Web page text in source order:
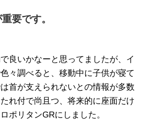
要です。
良いかなーと思ってましたが、イ
々調べると、移動中に子供が寝て
首が支えられないとの情報が多数
れ付で尚且つ、将来的に座面だけ
ポリタンGRにしました。